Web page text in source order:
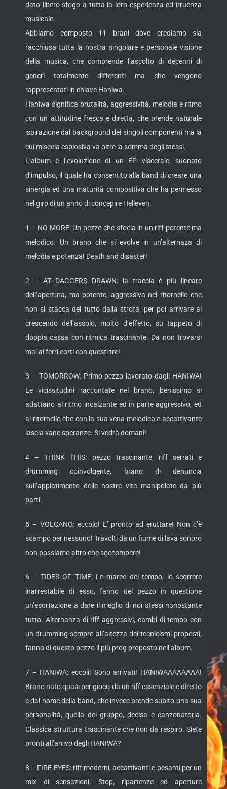
dato libero sfogo a tutta la loro esperienza ed irruenza
musicale.
Abbiamo composto 11 brani dove crediamo sia
racchiusa tutta la nostra singolare e personale visione
della musica, che comprende l’ascolto di decenni di
generi totalmente differenti ma che vengono
rappresentati in chiave Haniwa.
Haniwa significa brutalità, aggressività, melodia e ritmo
con un attitudine fresca e diretta, che prende naturale
ispirazione dal background dei singoli componenti ma la
cui miscela esplosiva va oltre la somma degli stessi.
L’album è l’evoluzione di un EP viscerale, suonato
d’impulso, il quale ha consentito alla band di creare una
sinergia ed una maturità compositiva che ha permesso
nel giro di un anno di concepire Helleven.
1 – NO MORE: Un pezzo che sfocia in un riff potente ma
melodico. Un brano che si evolve in un’alternaza di
melodia e potenza! Death and disaster!
2 – AT DAGGERS DRAWN: la traccia è più lineare
dell’apertura, ma potente, aggressiva nel ritornello che
non si stacca del tutto dalla strofa, per poi arrivare al
crescendo dell’assolo, molto d’effetto, su tappeto di
doppia cassa con ritmica trascinante. Da non trovarsi
mai ai ferri corti con questi tre!
3 – TOMORROW: Primo pezzo lavorato dagli HANIWA!
Le vicissitudini raccontate nel brano, benissimo si
adattano al ritmo incalzante ed in parte aggressivo, ed
al ritornello che con la sua vena melodica e accattivante
lascia vane speranze. Si vedrà domani!
4 – THINK THIS: pezzo trascinante, riff serrati e
drumming coinvolgente, brano di denuncia
sull’appiatimento delle nostre vite manipolate da più
parti.
5 – VOLCANO: eccolo! E’ pronto ad eruttare! Non c’è
scampo per nessuno! Travolti da un fiume di lava sonoro
non possiamo altro che soccombere!
6 – TIDES OF TIME: Le maree del tempo, lo scorrere
inarrestabile di esso, fanno del pezzo in questione
un’esortazione a dare il meglio di noi stessi nonostante
tutto. Alternanza di riff aggressivi, cambi di tempo con
un drumming sempre all’altezza dei tecnicismi proposti,
fanno di questo pezzo il più prog proposto nell’album.
7 – HANIWA: eccoli! Sono arrivati! HANIWAAAAAAAA!
Brano nato quasi per gioco da un riff essenziale e diretto
e dal nome della band, che invece prende subito una sua
personalità, quella del gruppo, decisa e canzonatoria.
Classica struttura trascinante che non da respiro. Siete
pronti all’arrivo degli HANIWA?
8 – FIRE EYES: riff moderni, accattivanti e pesanti per un
mix di sensazioni. Stop, ripartenze ed aperture